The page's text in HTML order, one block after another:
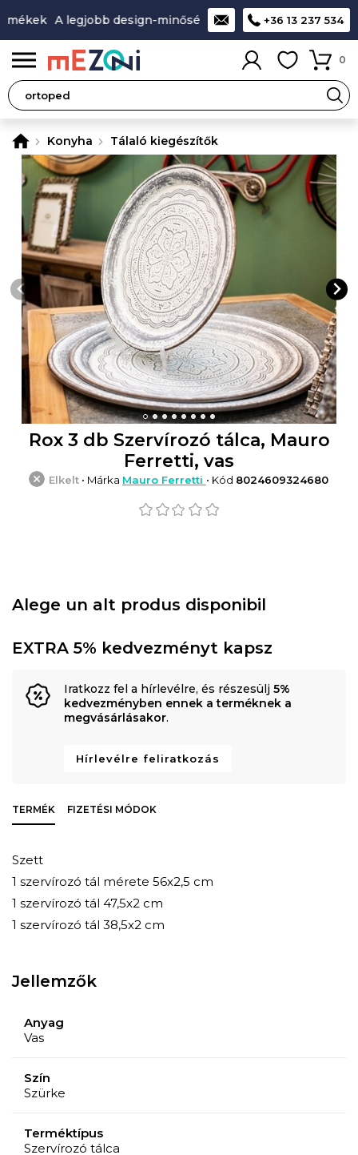
A legjobb design-minőség-ár aránnyal rendelkező
+36 13 237 534
0
Konyha Tálaló kiegészítők
Rox 3 db Szervírozó tálca, Mauro
Ferretti, vas
Elkelt • Márka Mauro Ferretti • Kód 8024609324680
Alege un alt produs disponibil
EXTRA 5% kedvezményt kapsz
Iratkozz fel a hírlevélre, és részesülj 5%
kedvezményben ennek a terméknek a
megvásárlásakor.
Hírlevélre feliratkozás
TERMÉK FIZETÉSI MÓDOK
Szett
1 szervírozó tál mérete 56x2,5 cm
1 szervírozó tál 47,5x2 cm
1 szervírozó tál 38,5x2 cm
Jellemzők
Anyag
Vas
Szín
Szürke
Terméktípus
Szervírozó tálca